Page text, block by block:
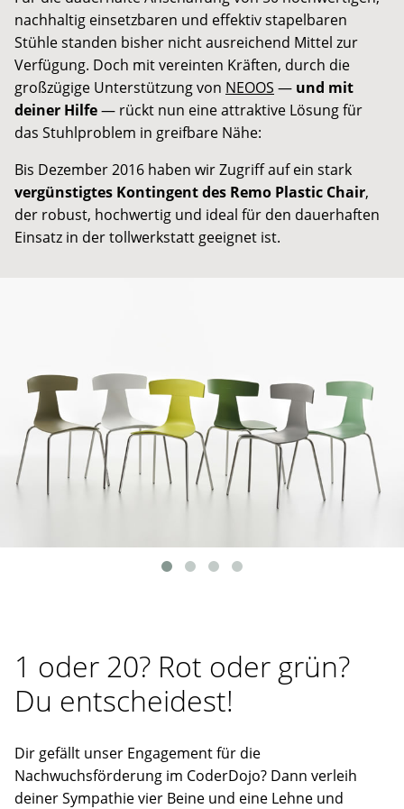
nachhaltig einsetzbaren und effektiv stapelbaren
Stühle standen bisher nicht ausreichend Mittel zur
Verfügung. Doch mit vereinten Kräften, durch die
großzügige Unterstützung von NEOOS — und mit
deiner Hilfe— rückt nun eine attraktive Lösung für
das Stuhlproblem in greifbare Nähe:
Bis Dezember 2016 haben wir Zugriff auf ein stark
vergünstigtes Kontingent des Remo Plastic Chair,
der robust, hochwertig und ideal für den dauerhaften
Einsatz in der tollwerkstatt geeignet ist.
1 oder 20? Rot oder grün?
Du entscheidest!
Dir gefällt unser Engagement für die
Nachwuchsförderung im CoderDojo? Dann verleih
deiner Sympathie vier Beine und eine Lehne und